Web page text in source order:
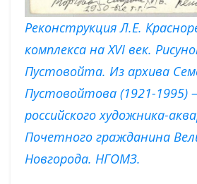
Реконструкция Л.Е.
комплекса на XVI век.
Пустовойта. Из архива
Пустовойтова (1921-1995)
российского художника-
Почетного гражданина
Новгорода. НГОМЗ.